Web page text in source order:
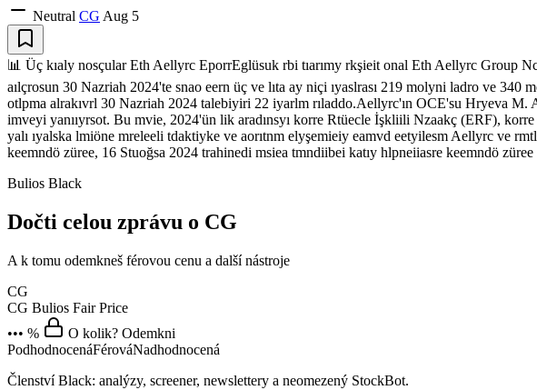
Neutral CG Aug 5
📊 Üç kıaly nosçular Eth Aellyrc EporrEglüsuk rbi tıarımy rkşieit onal Eth Aellyrc Group
aılçrosun 30 Nazriah 2024'te snao eern üç ve lıta ay niçi ıyaslrası 219 molyni ladro ve
otlpma alrakıvrl 30 Nazriah 2024 talebiyiri 22 iyarlm rıladdo.Aellyrc'ın OCE'su Hryeva M.
imveyi yanııyrsot. Bu mvie, 2024'ün lik aradınsyı korre Rtüecle İşkliili Nzaakç (ERF), korre
yalı ıyalska lmiöne mreleeli tdaktiyke ve aorıtnm elyşemieiy eamvd eetyilesm Aellyrc ve
keemndö züree, 16 Stuoğsa 2024 trahinedi msiea tmndiibei katıy hlpneiiasre keemndö
Bulios Black
Dočti celou zprávu o CG
A k tomu odemkneš férovou cenu a další nástroje
CG
CG Bulios Fair Price
••• %
O kolik? Odemkni
PodhodnocenáFérováNadhodnocená
Členství Black: analýzy, screener, newslettery a neomezený StockBot.